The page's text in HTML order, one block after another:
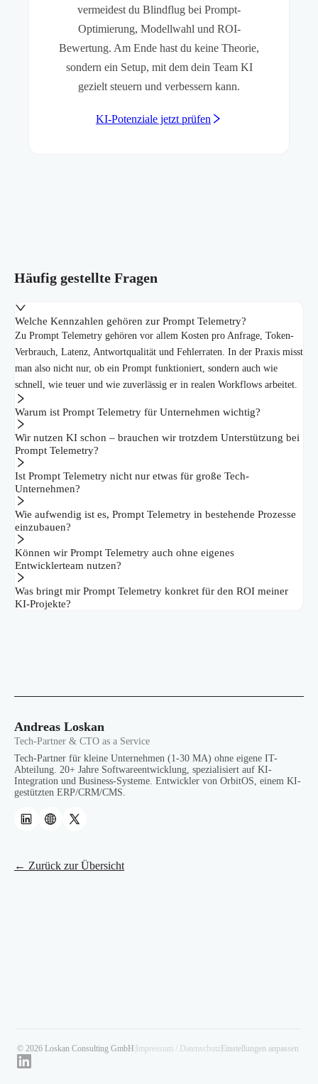
vermeidest du Blindflug bei Prompt-
Optimierung, Modellwahl und ROI-
Bewertung. Am Ende hast du keine Theorie,
sondern ein Setup, mit dem dein Team KI
gezielt steuern und verbessern kann.
KI-Potenziale jetzt prüfen
Häufig gestellte Fragen
Welche Kennzahlen gehören zur Prompt Telemetry?
Zu Prompt Telemetry gehören vor allem Kosten pro Anfrage, Token-
Verbrauch, Latenz, Antwortqualität und Fehlerraten. In der Praxis misst
man also nicht nur, ob ein Prompt funktioniert, sondern auch wie
schnell, wie teuer und wie zuverlässig er in realen Workflows arbeitet.
Warum ist Prompt Telemetry für Unternehmen wichtig?
Wir nutzen KI schon – brauchen wir trotzdem Unterstützung bei
Prompt Telemetry?
Ist Prompt Telemetry nicht nur etwas für große Tech-
Unternehmen?
Wie aufwendig ist es, Prompt Telemetry in bestehende Prozesse
einzubauen?
Können wir Prompt Telemetry auch ohne eigenes
Entwicklerteam nutzen?
Was bringt mir Prompt Telemetry konkret für den ROI meiner
KI-Projekte?
Andreas Loskan
Tech-Partner & CTO as a Service
Tech-Partner für kleine Unternehmen (1-30 MA) ohne eigene IT-
Abteilung. 20+ Jahre Softwareentwicklung, spezialisiert auf KI-
Integration und Business-Systeme. Entwickler von OrbitOS, einem KI-
gestützten ERP/CRM/CMS.
← Zurück zur Übersicht
© 2026 Loskan Consulting GmbH Impressum / Datenschutz Einstellungen anpassen